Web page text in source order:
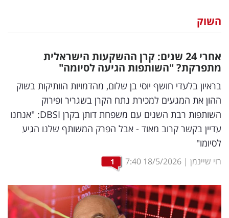
וצרכנות
דיגיטל
וטק
שיווק
ופרסום
משפט
ומחקרים
דעות
השוק
אחרי 24 שנים: קרן ההשקעות הישראלית
מתפרקת? "השותפות הגיעה לסיומה"
בראיון בלעדי חושף יוסי בן שלום, מהדמויות הוותיקות בשוק
ההון את המגעים למכירת נתח הקרן בשגריר ופירוק
השותפות רבת השנים עם משפחת דותן בקרן DBSI: "אנחנו
עדיין בקשר קרוב מאוד - אבל הפרק המשותף שלנו הגיע
לסיומו"
רוי שיינמן |
18/5/2026
7:40
1